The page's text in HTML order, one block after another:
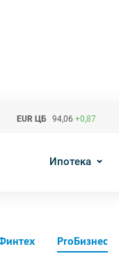
EUR ЦБ 94,06 +0,87
Ипотека
ProБизнес